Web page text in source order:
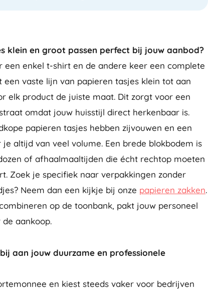
klein en groot passen perfect bij jouw aanbod?
een enkel t-shirt en de andere keer een complete
vaste lijn van papieren tasjes klein tot aan
elk product de juiste maat. Dit zorgt voor een
omdat jouw huisstijl direct herkenbaar is.
papieren tasjes hebben zijvouwen en een
altijd van veel volume. Een brede blokbodem is
of afhaalmaaltijden die écht rechtop moeten
Zoek je specifiek naar verpakkingen zonder
Neem dan een kijkje bij onze papieren zakken.
op de toonbank, pakt jouw personeel
aankoop.
aan jouw duurzame en professionele
en kiest steeds vaker voor bedrijven